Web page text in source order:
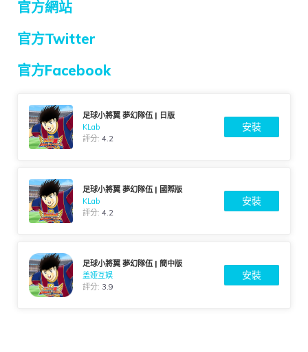
官方網站
官方Twitter
官方Facebook
足球小將翼 夢幻隊伍 | 日版
KLab
評分:4.2
安裝
足球小將翼 夢幻隊伍 | 國際版
KLab
評分:4.2
安裝
足球小將翼 夢幻隊伍 | 簡中版
盖娅互娱
評分: 3.9
安裝